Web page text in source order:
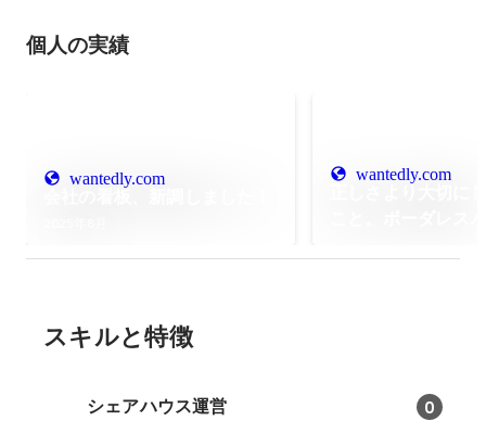
個人の実績
wantedly.com wantedly.com
スキルと特徴
シェアハウス運営 0